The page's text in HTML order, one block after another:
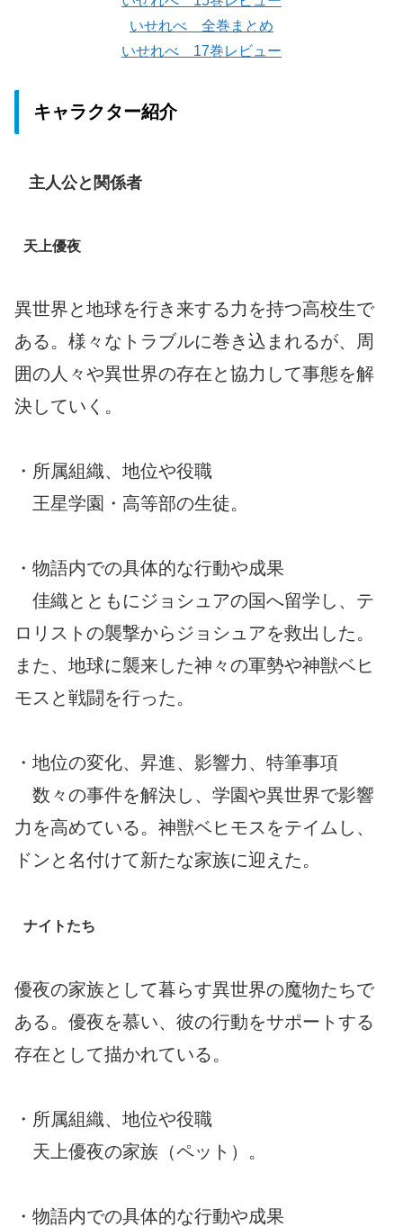
いせれべ 全巻まとめ
いせれべ 17巻レビュー
キャラクター紹介
主人公と関係者
天上優夜
異世界と地球を行き来する力を持つ高校生で
ある。様々なトラブルに巻き込まれるが、周
囲の人々や異世界の存在と協力して事態を解
決していく。
・所属組織、地位や役職
王星学園・高等部の生徒。
・物語内での具体的な行動や成果
佳織とともにジョシュアの国へ留学し、テ
ロリストの襲撃からジョシュアを救出した。
また、地球に襲来した神々の軍勢や神獣ベヒ
モスと戦闘を行った。
・地位の変化、昇進、影響力、特筆事項
数々の事件を解決し、学園や異世界で影響
力を高めている。神獣ベヒモスをテイムし、
ドンと名付けて新たな家族に迎えた。
ナイトたち
優夜の家族として暮らす異世界の魔物たちで
ある。優夜を慕い、彼の行動をサポートする
存在として描かれている。
・所属組織、地位や役職
天上優夜の家族（ペット）。
・物語内での具体的な行動や成果